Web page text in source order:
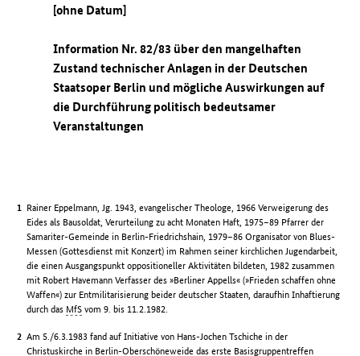
[ohne Datum]
Information Nr. 82/83 über den mangelhaften
Zustand technischer Anlagen in der Deutschen
Staatsoper Berlin und mögliche Auswirkungen auf
die Durchführung politisch bedeutsamer
Veranstaltungen
Rainer Eppelmann, Jg. 1943, evangelischer Theologe, 1966 Verweigerung des
Eides als Bausoldat, Verurteilung zu acht Monaten Haft, 1975–89 Pfarrer der
Samariter-Gemeinde in Berlin-Friedrichshain, 1979–86 Organisator von Blues-
Messen (Gottesdienst mit Konzert) im Rahmen seiner kirchlichen Jugendarbeit,
die einen Ausgangspunkt oppositioneller Aktivitäten bildeten, 1982 zusammen
mit Robert Havemann Verfasser des »Berliner Appells« (»Frieden schaffen ohne
Waffen«) zur Entmilitarisierung beider deutscher Staaten, daraufhin Inhaftierung
durch das MfS vom 9. bis 11.2.1982.
Am 5./6.3.1983 fand auf Initiative von Hans-Jochen Tschiche in der
Christuskirche in Berlin-Oberschöneweide das erste Basisgruppentreffen